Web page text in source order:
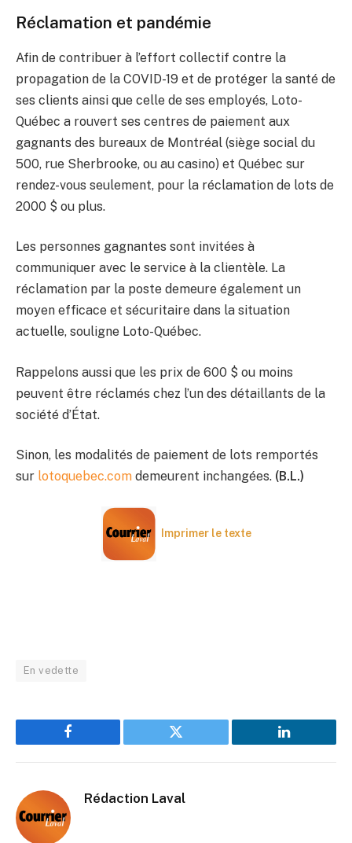
Réclamation et pandémie
Afin de contribuer à l’effort collectif contre la
propagation de la COVID-19 et de protéger la santé de
ses clients ainsi que celle de ses employés, Loto-
Québec a rouvert ses centres de paiement aux
gagnants des bureaux de Montréal (siège social du
500, rue Sherbrooke, ou au casino) et Québec sur
rendez-vous seulement, pour la réclamation de lots de
2000 $ ou plus.
Les personnes gagnantes sont invitées à
communiquer avec le service à la clientèle. La
réclamation par la poste demeure également un
moyen efficace et sécuritaire dans la situation
actuelle, souligne Loto-Québec.
Rappelons aussi que les prix de 600 $ ou moins
peuvent être réclamés chez l’un des détaillants de la
société d’État.
Sinon, les modalités de paiement de lots remportés
sur lotoquebec.com demeurent inchangées. (B.L.)
Imprimer le texte
En vedette
Facebook Twitter LinkedIn
Rédaction Laval